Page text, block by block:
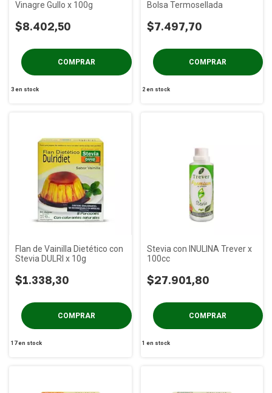
Vinagre Gullo x 100g
$8.402,50
3en stock
Bolsa Termosellada
$7.497,70
2 en stock
Flan de Vainilla Dietético con
Stevia DULRI x 10g
$1.338,30
17en stock
Stevia con INULINA Trever x
100cc
$27.901,80
1 en stock